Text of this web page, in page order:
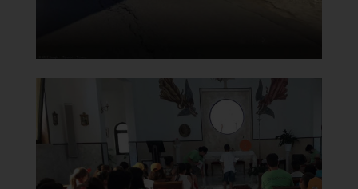
Chiesa di Santa Maria del
Carmine
Interno